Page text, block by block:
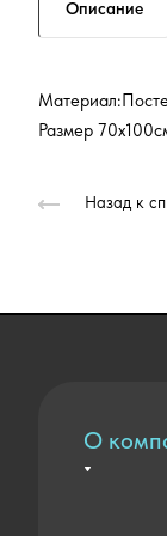
Описание
Размер
Назад к
О